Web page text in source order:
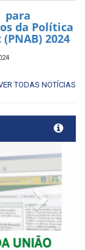
para
da Política
2024
TODAS NOTÍCIAS